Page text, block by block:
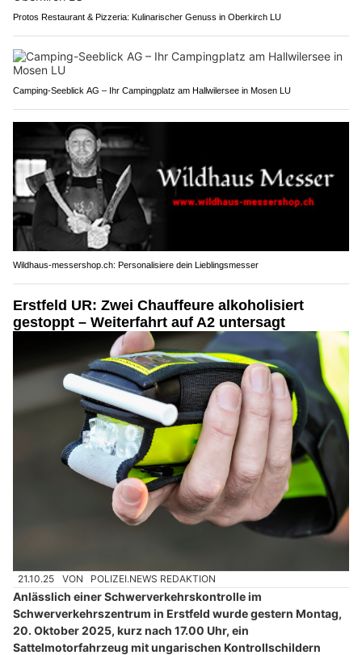
Protos Restaurant & Pizzeria: Kulinarischer Genuss in Oberkirch LU
Camping-Seeblick AG – Ihr Campingplatz am Hallwilersee in Mosen LU
Wildhaus-messershop.ch: Personalisiere dein Lieblingsmesser
Erstfeld UR: Zwei Chauffeure alkoholisiert
gestoppt – Weiterfahrt auf A2 untersagt
21.10.25 VON POLIZEI.NEWS REDAKTION
Anlässlich einer Schwerverkehrskontrolle im
Schwerverkehrszentrum in Erstfeld wurde gestern Montag,
20. Oktober 2025, kurz nach 17.00 Uhr, ein
Sattelmotorfahrzeug mit ungarischen Kontrollschildern